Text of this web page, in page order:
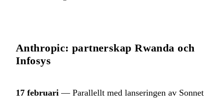
Anthropic: partnerskap Rwanda och
Infosys
17 februari — Parallellt med lanseringen av Sonnet